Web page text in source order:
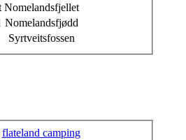
Nomelandsfjellet
Nomelandsfjødd
Syrtveitsfossen
flateland camping